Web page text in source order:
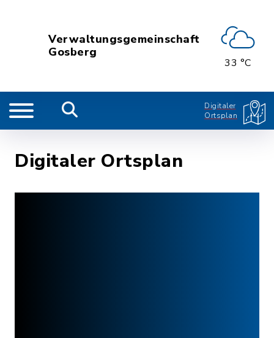
Verwaltungsgemeinschaft
Gosberg
33 °C
Digitaler
Ortsplan
Digitaler Ortsplan